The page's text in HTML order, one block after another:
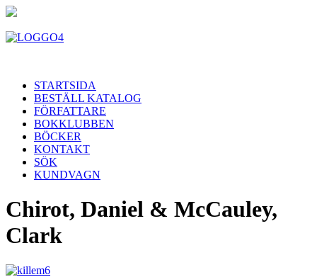
STARTSIDA
BESTÄLL KATALOG
FÖRFATTARE
BOKKLUBBEN
BÖCKER
KONTAKT
SÖK
KUNDVAGN
Chirot, Daniel & McCauley,
Clark